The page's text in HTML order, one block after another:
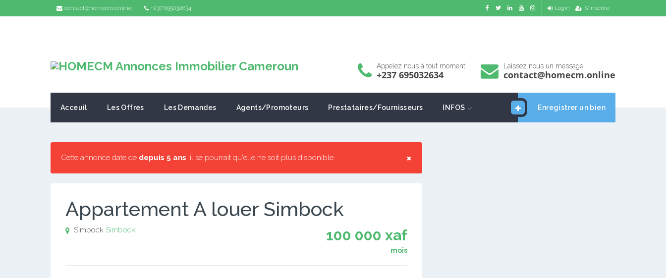
contact@homecm.online +237 695032634 Login S'inscrire
Appelez nous à tout moment
+237 695032634
Laissez nous un message
contact@homecm.online
Enregistrer un bien
Acceuil Les Offres Les Demandes Agents/Promoteurs Prestataires/Fournisseurs INFOS
×
Cette annonce date de depuis 5 ans, il se pourrait qu'elle ne soit plus disponible.
Appartement A louer Simbock
100 000 xaf
mois
Simbock Simbock